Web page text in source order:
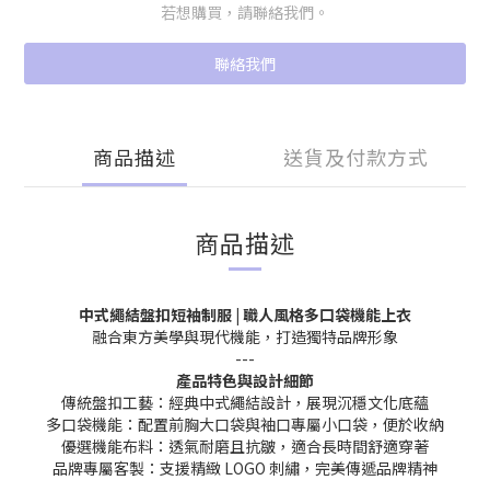
若想購買，請聯絡我們。
聯絡我們
商品描述 送貨及付款方式
商品描述
中式繩結盤扣短袖制服 | 職人風格多口袋機能上衣
融合東方美學與現代機能，打造獨特品牌形象
---
產品特色與設計細節
傳統盤扣工藝：經典中式繩結設計，展現沉穩文化底蘊
多口袋機能：配置前胸大口袋與袖口專屬小口袋，便於收納
優選機能布料：透氣耐磨且抗皺，適合長時間舒適穿著
品牌專屬客製：支援精緻 LOGO 刺繡，完美傳遞品牌精神